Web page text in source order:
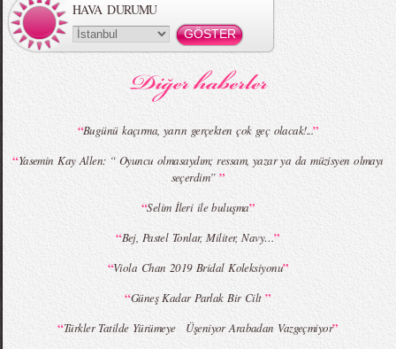
MBFWI - Gülçin Çengel 2015 Yaz
MBFWI - Zeynep Erdoğan 2015 Yaz
MBFWI - Giray Sepin 2015 Yaz Koleksiyonu
HAVA DURUMU
“Bugünü kaçırma, yarın gerçekten çok geç olacak!...”
“Yasemin Kay Allen: “ Oyuncu olmasaydım; ressam, yazar ya da müzisyen olmayı
seçerdim” ”
“Selim İleri ile buluşma”
“Bej, Pastel Tonlar, Militer, Navy…”
“Viola Chan 2019 Bridal Koleksiyonu”
“Güneş Kadar Parlak Bir Cilt”
“Türkler Tatilde Yürümeye Üşeniyor Arabadan Vazgeçmiyor”